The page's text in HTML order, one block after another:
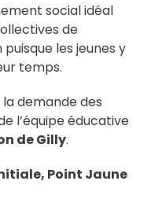
social idéal
de
les jeunes y
temps.
demande des
l’équipe éducative
de Gilly.
Point Jaune